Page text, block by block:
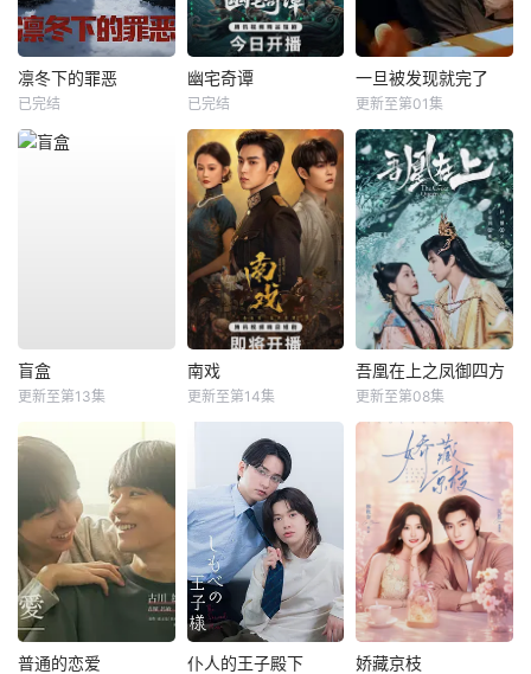
凛冬下的罪恶
已完结
幽宅奇谭
已完结
一旦被发现就完了
更新至第01集
盲盒
更新至第13集
南戏
更新至第14集
吾凰在上之凤御四方
更新至第08集
普通的恋爱 仆人的王子殿下 娇藏京枝